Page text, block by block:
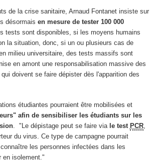
de la crise sanitaire, Arnaud Fontanet insiste sur
désormais en mesure de tester 100 000
tests sont disponibles, si les moyens humains
la situation, donc, si un ou plusieurs cas de
milieu universitaire, des tests massifs sont
en amont une responsabilisation massive des
doivent se faire dépister dès l'apparition des
étudiantes pourraient être mobilisées et
afin de sensibiliser les étudiants sur les
. "Le dépistage peut se faire via le test PCR,
du virus. Ce type de campagne pourrait
les personnes infectées dans les
en isolement."